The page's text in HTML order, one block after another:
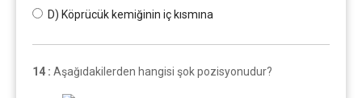
D) Köprücük kemiğinin iç kısmına
14 : Aşağıdakilerden hangisi şok pozisyonudur?